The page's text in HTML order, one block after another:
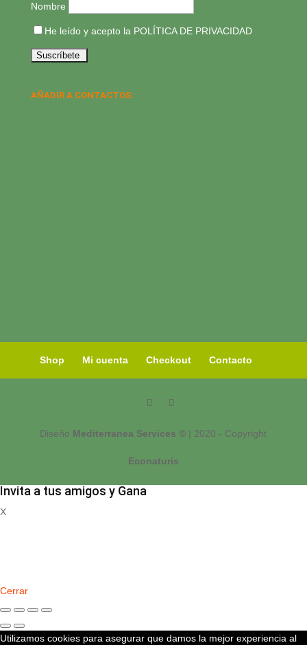
Nombre
He leído y acepto la POLÍTICA DE PRIVACIDAD
AÑADIR A CONTACTOS:
Shop Mi cuenta Checkout Contacto
Diseño Mediterranea Services © | 2020 - Copyright
Econaturis
Invita a tus amigos y Gana
X
Cerrar
Utilizamos cookies para asegurar que damos la mejor experiencia al